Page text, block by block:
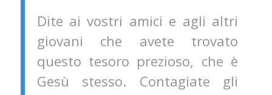
Dite ai vostri amici e agli altri
giovani che avete trovato
questo tesoro prezioso, che è
Gesù stesso. Contagiate gli